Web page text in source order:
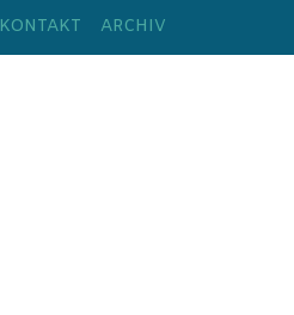
KONTAKT ARCHIV